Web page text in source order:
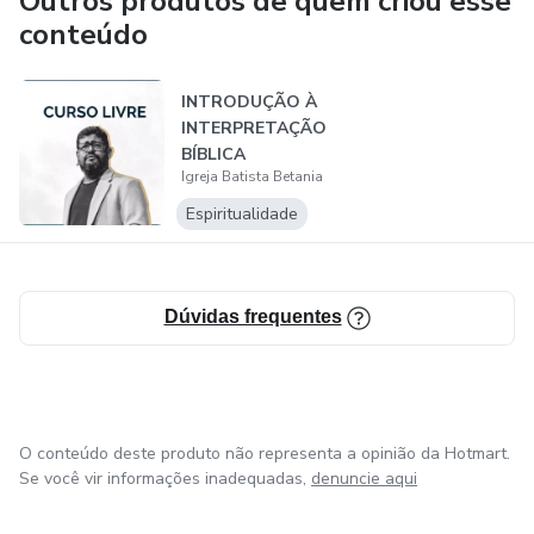
conteúdo
INTRODUÇÃO À
INTERPRETAÇÃO
BÍBLICA
Igreja Batista Betania
Espiritualidade
Dúvidas frequentes
O conteúdo deste produto não representa a opinião da Hotmart.
Se você vir informações inadequadas, denuncie aqui